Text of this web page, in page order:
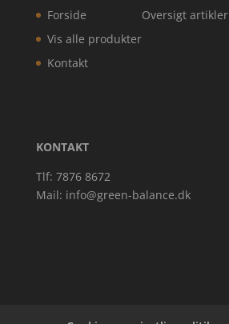
Forside
Vis alle produkter
Kontakt
Oversigt artikler
KONTAKT
Tlf: 7876 8672
Mail: info@green-balance.dk